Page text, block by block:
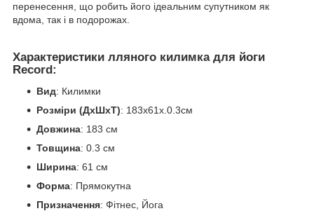
перенесення, що робить його ідеальним супутником як
вдома, так і в подорожах.
Характеристики лляного килимка для йоги
Record:
Вид: Килимки
Розміри (ДхШхТ): 183x61x.0.3см
Довжина: 183 см
Товщина: 0.3 см
Ширина: 61 см
Форма: Прямокутна
Призначення: Фітнес, Йога